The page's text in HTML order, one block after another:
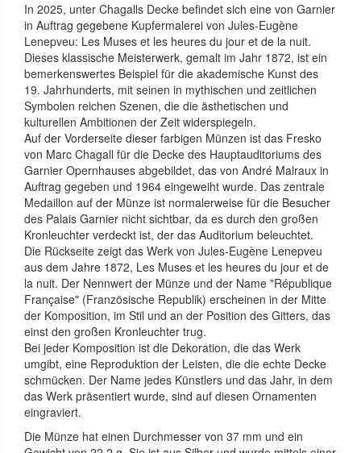
In 2025, unter Chagalls Decke befindet sich eine von Garnier
in Auftrag gegebene Kupfermalerei von Jules-Eugène
Lenepveu: Les Muses et les heures du jour et de la nuit.
Dieses klassische Meisterwerk, gemalt im Jahr 1872, ist ein
bemerkenswertes Beispiel für die akademische Kunst des
19. Jahrhunderts, mit seinen in mythischen und zeitlichen
Symbolen reichen Szenen, die die ästhetischen und
kulturellen Ambitionen der Zeit widerspiegeln.
Auf der Vorderseite dieser farbigen Münzen ist das Fresko
von Marc Chagall für die Decke des Hauptauditoriums des
Garnier Opernhauses abgebildet, das von André Malraux in
Auftrag gegeben und 1964 eingeweiht wurde. Das zentrale
Medaillon auf der Münze ist normalerweise für die Besucher
des Palais Garnier nicht sichtbar, da es durch den großen
Kronleuchter verdeckt ist, der das Auditorium beleuchtet.
Die Rückseite zeigt das Werk von Jules-Eugène Lenepveu
aus dem Jahre 1872, Les Muses et les heures du jour et de
la nuit. Der Nennwert der Münze und der Name "République
Française" (Französische Republik) erscheinen in der Mitte
der Komposition, im Stil und an der Position des Gitters, das
einst den großen Kronleuchter trug.
Bei jeder Komposition ist die Dekoration, die das Werk
umgibt, eine Reproduktion der Leisten, die die echte Decke
schmücken. Der Name jedes Künstlers und das Jahr, in dem
das Werk präsentiert wurde, sind auf diesen Ornamenten
eingraviert.
Die Münze hat einen Durchmesser von 37 mm und ein